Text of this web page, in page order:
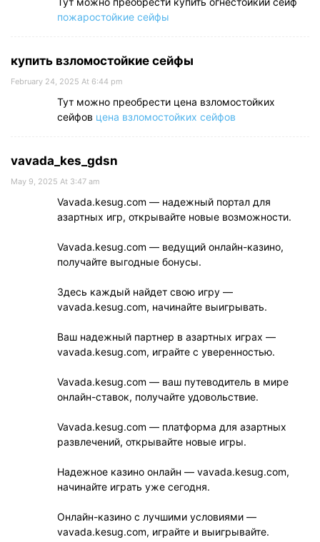
пожаростойкие сейфы
купить взломостойкие сейфы
February 24, 2025 At 6:44 pm
Тут можно преобрести цена взломостойких
сейфов цена взломостойких сейфов
vavada_kes_gdsn
May 9, 2025 At 3:47 am
Vavada.kesug.com — надежный портал для
азартных игр, открывайте новые возможности.
Vavada.kesug.com — ведущий онлайн-казино,
получайте выгодные бонусы.
Здесь каждый найдет свою игру —
vavada.kesug.com, начинайте выигрывать.
Ваш надежный партнер в азартных играх —
vavada.kesug.com, играйте с уверенностью.
Vavada.kesug.com — ваш путеводитель в мире
онлайн-ставок, получайте удовольствие.
Vavada.kesug.com — платформа для азартных
развлечений, открывайте новые игры.
Надежное казино онлайн — vavada.kesug.com,
начинайте играть уже сегодня.
Онлайн-казино с лучшими условиями —
vavada.kesug.com, играйте и выигрывайте.